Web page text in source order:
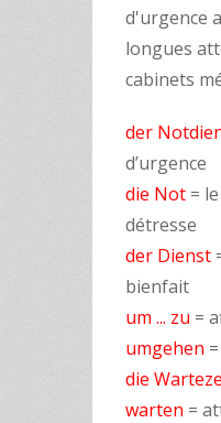
d'urgence
longues
cabinets
der
d’urgence
die Not =
détresse
der Dienst
bienfait
um ... zu =
umgehen
die
warten =